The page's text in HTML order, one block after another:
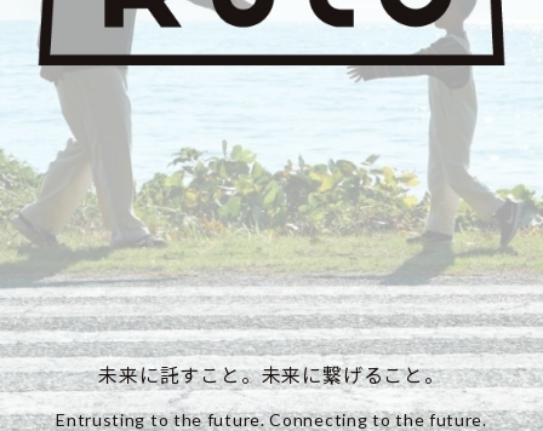
未来に託すこと。未来に繋げること。
Entrusting to the future. Connecting to the future.